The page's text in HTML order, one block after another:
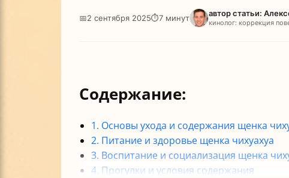
📅2 сентября 2025⏱7 минут автор статьи:
кинолог: коррекция
Содержание:
1. Основы ухода и содержания щенка
2. Питание и здоровье щенка чихуахуа
3. Воспитание и социализация щенка
4. Прогулки и условия содержания